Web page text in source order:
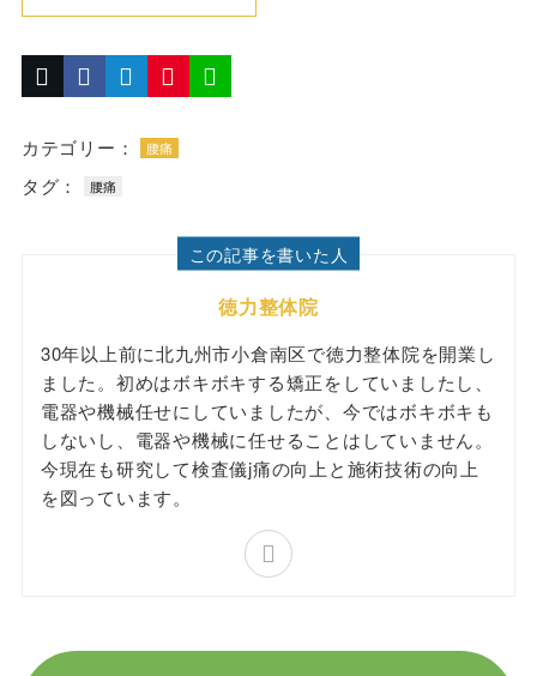
カテゴリー： 腰痛
タグ： 腰痛
この記事を書いた人
徳力整体院
30年以上前に北九州市小倉南区で徳力整体院を開業し
ました。初めはボキボキする矯正をしていましたし、
電器や機械任せにしていましたが、今ではボキボキも
しないし、電器や機械に任せることはしていません。
今現在も研究して検査儀j痛の向上と施術技術の向上
を図っています。